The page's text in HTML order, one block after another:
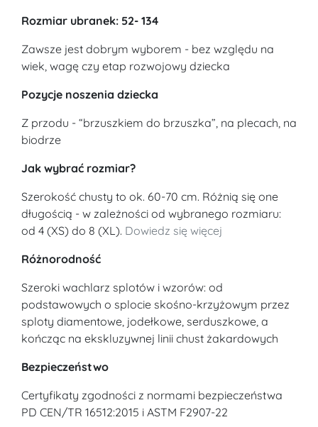
Rozmiar ubranek: 52- 134
Zawsze jest dobrym wyborem - bez względu na
wiek, wagę czy etap rozwojowy dziecka
Pozycje noszenia dziecka
Z przodu - “brzuszkiem do brzuszka”, na plecach, na
biodrze
Jak wybrać rozmiar?
Szerokość chusty to ok. 60-70 cm. Różnią się one
długością - w zależności od wybranego rozmiaru:
od 4 (XS) do 8 (XL). Dowiedz się więcej
Różnorodność
Szeroki wachlarz splotów i wzorów: od
podstawowych o splocie skośno-krzyżowym przez
sploty diamentowe, jodełkowe, serduszkowe, a
kończąc na ekskluzywnej linii chust żakardowych
Bezpieczeństwo
Certyfikaty zgodności z normami bezpieczeństwa
PD CEN/TR 16512:2015 i ASTM F2907-22